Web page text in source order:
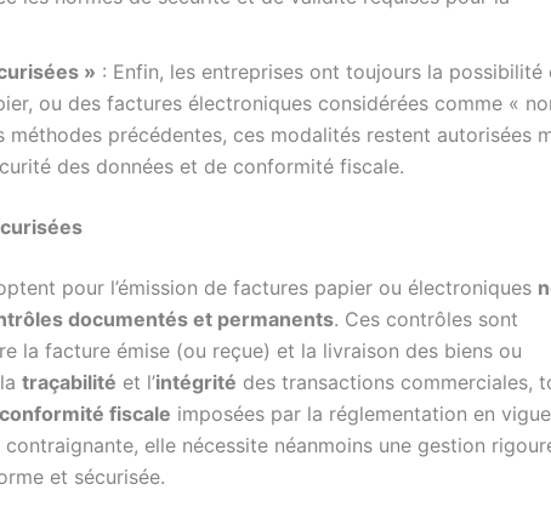
» : Enfin, les entreprises ont toujours la possibilité
ou des factures électroniques considérées comme «
méthodes précédentes, ces modalités restent autorisées
des données et de conformité fiscale.
pour l’émission de factures papier ou électroniques
documentés et permanents. Ces contrôles sont
la facture émise (ou reçue) et la livraison des biens ou
traçabilité et l’intégrité des transactions commerciales,
conformité fiscale imposées par la réglementation en
elle nécessite néanmoins une gestion
et sécurisée.